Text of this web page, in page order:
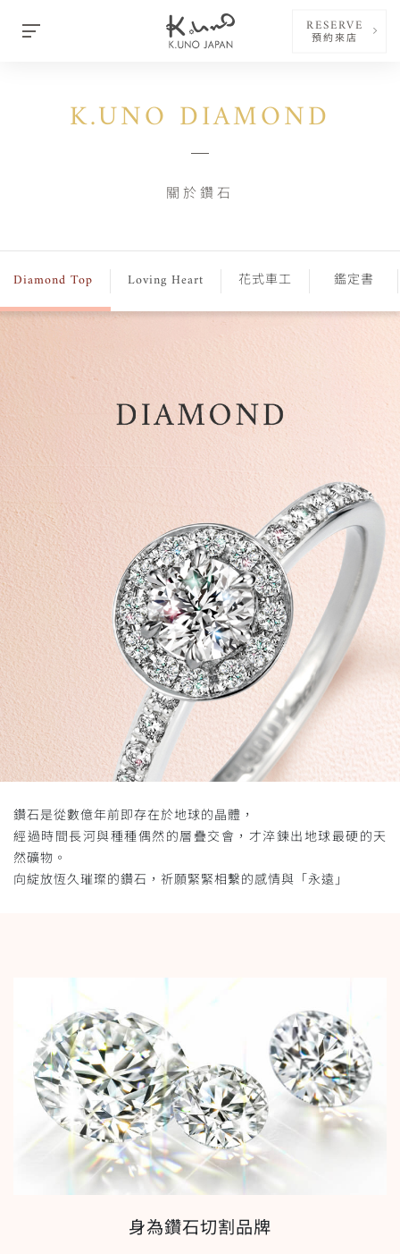
RESERVE
預約來店
K.UNO DIAMOND
關於鑽石
Diamond Top Loving Heart 花式車工 鑑定書
鑽石是從數億年前即存在於地球的晶體，
經過時間長河與種種偶然的層疊交會，才淬鍊出地球最硬的天
然礦物。
向綻放恆久璀璨的鑽石，祈願緊緊相繫的感情與「永遠」
身為鑽石切割品牌